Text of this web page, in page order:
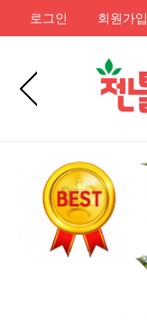
로그인 회원가입